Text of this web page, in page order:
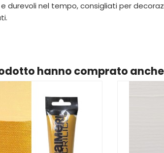
durevoli nel tempo, consigliati per
hanno comprato